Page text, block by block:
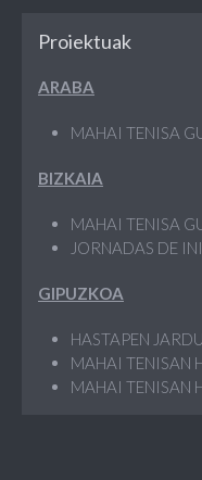
Proiektuak
ARABA
MAHAI TENISA
BIZKAIA
MAHAI TENISA
JORNADAS DE
GIPUZKOA
HASTAPEN
MAHAI TENISAN
MAHAI TENISAN